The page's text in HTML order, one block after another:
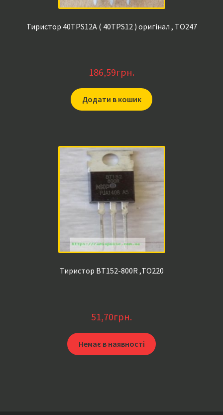
Тиристор 40TPS12A ( 40TPS12 ) оригінал , TO247
186,59грн.
Додати в кошик
Тиристор BT152-800R ,ТО220
51,70грн.
Немає в наявності